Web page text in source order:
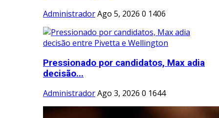
AdministradorAgo 5, 2026 0 1406
Pressionado por candidatos, Max adia
decisão...
AdministradorAgo 3, 2026 0 1644